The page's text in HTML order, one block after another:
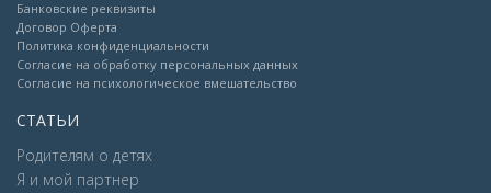
Банковские реквизиты
Договор Оферта
Политика конфиденциальности
Согласие на обработку персональных данных
Согласие на психологическое вмешательство
СТАТЬИ
Родителям о детях
Я и мой партнер